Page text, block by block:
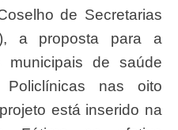
de Secretarias
a proposta para a
municipais de saúde
nas oito
está inserido na